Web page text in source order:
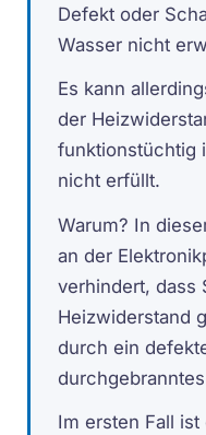
Defekt oder
Wasser nicht
Es kann
der
funktionstüchtig
nicht erfüllt.
Warum? In
an der
verhindert, dass
Heizwiderstand
durch ein
Im ersten Fall ist